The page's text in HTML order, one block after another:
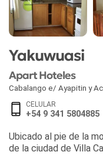
Yakuwuasi
Apart Hoteles
Cabalango e/ Ayapitin y
CELULAR
+54 9 341 5804885
Ubicado al pie de la
de la ciudad de Villa